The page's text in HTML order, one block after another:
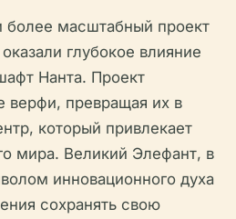
более масштабный проект
глубокое влияние
Нанта. Проект
верфи, превращая их в
который привлекает
мира. Великий Элефант, в
инновационного духа
сохранять свою